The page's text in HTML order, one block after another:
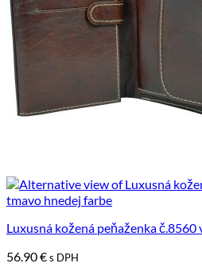
Luxusná kožená peňaženka
56.90€s DPH